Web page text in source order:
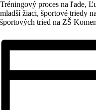
Tréningový proces na ľade,
mladší žiaci, športové triedy
športových tried na ZŠ